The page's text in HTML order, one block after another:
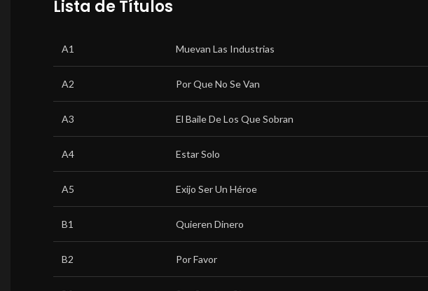
Lista de Títulos
A1 Muevan Las Industrias
A2 Por Que No Se Van
A3 El Baile De Los Que Sobran
A4 Estar Solo
A5 Exijo Ser Un Héroe
B1 Quieren Dinero
B2 Por Favor